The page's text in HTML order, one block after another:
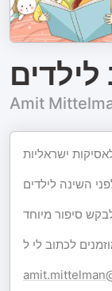
לילדים
Amit
ישראליות
לכתוב לי ל